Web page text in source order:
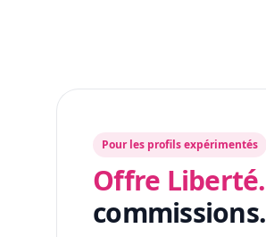
Pour les profils expérimentés
Offre Liberté.
commissions.